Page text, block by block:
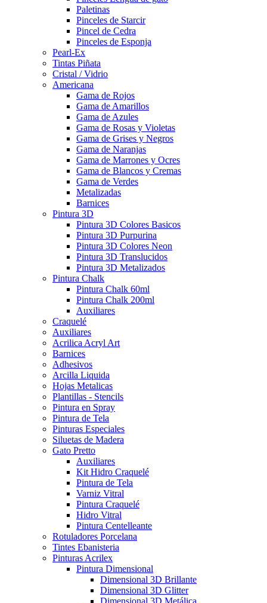
Paletinas
Pinceles de Starcir
Pincel de Cedra
Pinceles de Esponja
Pearl-Ex
Tintas Piñata
Cristal / Vidrio
Americana
Gama de Rojos
Gama de Amarillos
Gama de Azules
Gama de Rosas y Violetas
Gama de Grises y Negros
Gama de Naranjas
Gama de Marrones y Ocres
Gama de Blancos y Cremas
Gama de Verdes
Metalizadas
Barnices
Pintura 3D
Pintura 3D Colores Basicos
Pintura 3D Purpurina
Pintura 3D Colores Neon
Pintura 3D Translucidos
Pintura 3D Metalizados
Pintura Chalk
Pintura Chalk 60ml
Pintura Chalk 200ml
Auxiliares
Craquelé
Auxiliares
Acrilica Acryl Art
Barnices
Adhesivos
Arcilla Liquida
Hojas Metalicas
Plantillas - Stencils
Pintura en Spray
Pintura de Tela
Pinturas Especiales
Siluetas de Madera
Gato Pretto
Auxiliares
Kit Hidro Craquelé
Pintura de Tela
Varniz Vitral
Pintura Craquelé
Hidro Vitral
Pintura Centelleante
Rotuladores Porcelana
Tintes Ebanisteria
Pinturas Acrilex
Pintura Dimensional
Dimensional 3D Brillante
Dimensional 3D Glitter
Dimensional 3D Metálica